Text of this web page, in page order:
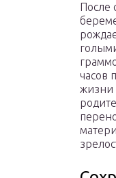
После
часов
жизни